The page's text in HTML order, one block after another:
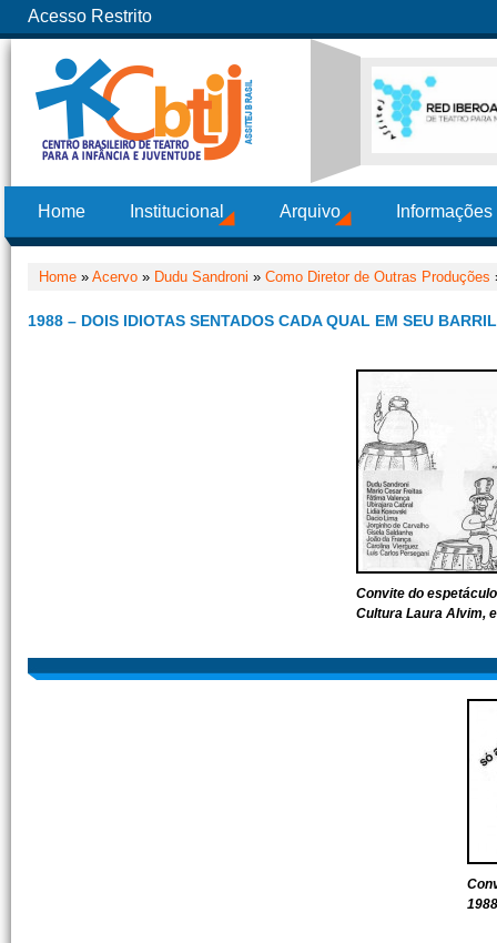
Acesso Restrito
Home Institucional Arquivo
Home » Acervo » Dudu Sandroni » Como Diretor de Outras Produções
1988 – DOIS IDIOTAS SENTADOS CADA QUAL EM SEU BARRIL
Convite do
Cultura Laura Alvim,
1988